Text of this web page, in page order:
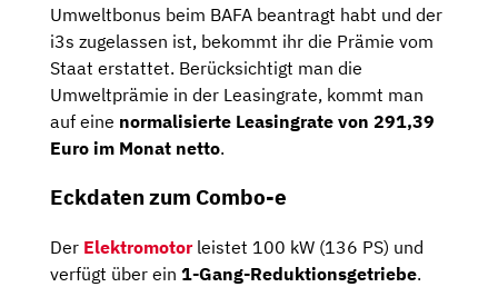
Umweltbonus beim BAFA beantragt habt und der
i3s zugelassen ist, bekommt ihr die Prämie vom
Staat erstattet. Berücksichtigt man die
Umweltprämie in der Leasingrate, kommt man
auf eine normalisierte Leasingrate von 291,39
Euro im Monat netto.
Eckdaten zum Combo-e
Der Elektromotorleistet 100 kW (136 PS) und
verfügt über ein 1-Gang-Reduktionsgetriebe.